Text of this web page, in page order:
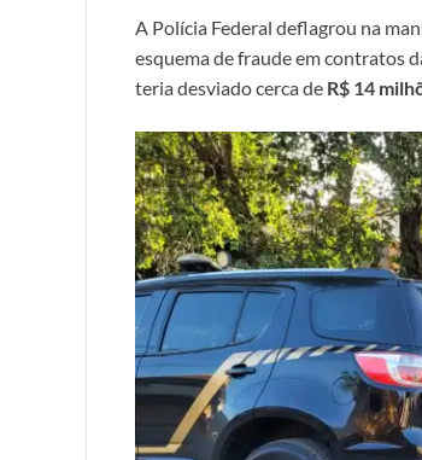
A Polícia Federal deflagrou na
esquema de fraude em contratos
teria desviado cerca de R$ 14